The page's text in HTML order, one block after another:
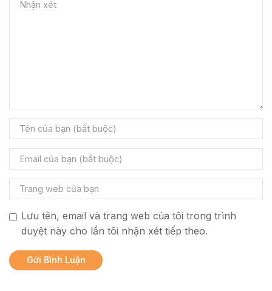
Lưu tên, email và trang web của tôi trong trình
duyệt này cho lần tôi nhận xét tiếp theo.